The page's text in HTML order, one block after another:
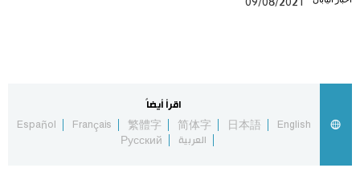
سياحة وسفر
اليابان في فيديو
اقرأ أيضاً
English
日本語
简体字
繁體字
Français
Español
العربية
Русский